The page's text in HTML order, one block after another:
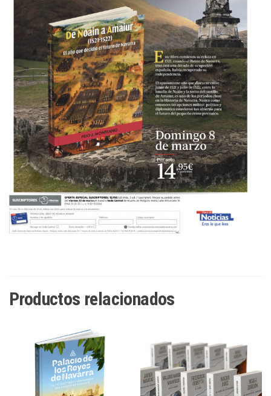
Productos relacionados